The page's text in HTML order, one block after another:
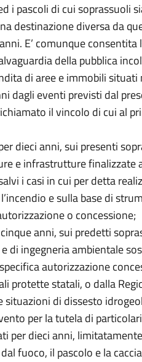
i pascoli di cui soprassuoli
destinazione diversa da
E’ comunque
della pubblica
di aree e immobili
dagli eventi previsti dal
il vincolo di cui al
dieci anni, sui presenti
e infrastrutture finalizzate
i casi in cui per detta
e sulla base di
o concessione;
anni, sui predetti
di ingegneria ambientale
autorizzazione
protette statali, o dalla
situazioni di dissesto
per la tutela di
per dieci anni,
fuoco, il pascolo e la